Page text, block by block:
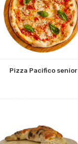
Pizza Pacifico senior